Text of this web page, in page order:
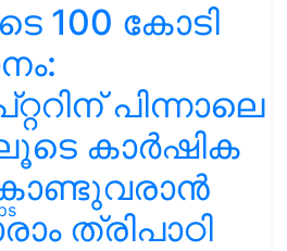
100 കോടി
പിന്നാലെ
കാർഷിക
ത്രിപാഠി